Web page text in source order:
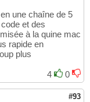
une chaîne de 5
et des
à la quine mac
rapide en
plus
4
0
#93